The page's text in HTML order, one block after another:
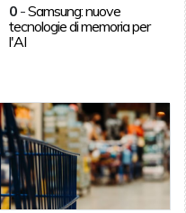
0 -Samsung: nuove
tecnologie di memoria per
l'AI